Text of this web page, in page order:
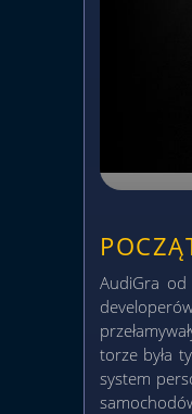
AudiGra od
torze była
system